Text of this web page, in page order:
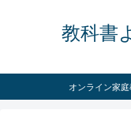
教科書
オンライン家